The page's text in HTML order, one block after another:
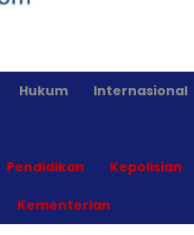
Hukum Internasional
Pendidikan Kepolisian
Kementerian